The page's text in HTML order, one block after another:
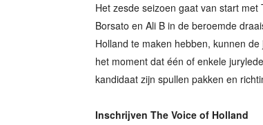
Het zesde seizoen gaat van start
Borsato en Ali B in de beroemde
Holland te maken hebben, kunnen
het moment dat één of enkele
kandidaat zijn spullen pakken en
Inschrijven The Voice of Holland